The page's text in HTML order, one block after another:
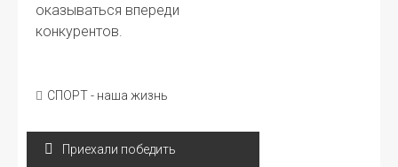
оказываться впереди
конкурентов.
СПОРТ - наша жизнь
Навигация
Приехали победить